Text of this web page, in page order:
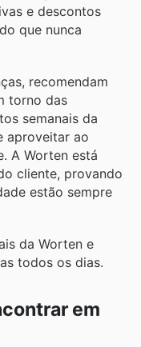
e descontos
que nunca
recomendam
torno das
semanais da
aproveitar ao
A Worten está
cliente, provando
estão sempre
da Worten e
todos os dias.
em